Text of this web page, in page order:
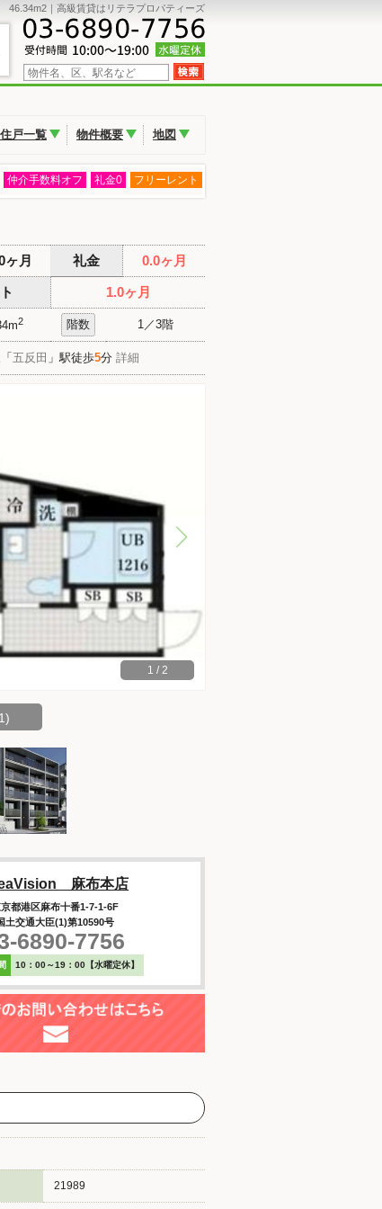
｜高級賃貸はリテラプロパティーズ
戸一覧 物件概要 地図
仲介手数料オフ 礼金0 フリーレント
ヶ月 礼金 0.0ヶ月
1.0ヶ月
2 階数 1／3階
「 五反田 」駅徒歩5分 詳細
1 / 2
麻布本店
都港区麻布十番1-7-1-6F
土交通大臣(1)第10590号
6890-7756
10：00～19：00【水曜定休】
21989